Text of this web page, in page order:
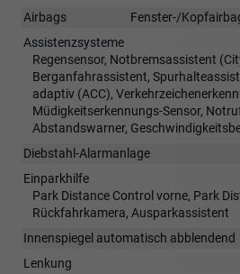
Airbags
Fenster-/
Assistenzsysteme
Regensensor, Notbremsassistent
Berganfahrassistent,
adaptiv (ACC),
Müdigkeitserkennungs-Sensor,
Abstandswarner,
Diebstahl-Alarmanlage
Einparkhilfe
Park Distance Control vorne, Park
Rückfahrkamera, Ausparkassistent
Innenspiegel automatisch abblendend
Lenkung